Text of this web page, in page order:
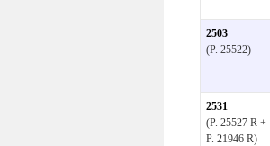
2503
(P. 25522)
2531
(P. 25527 R +
P. 21946 R)